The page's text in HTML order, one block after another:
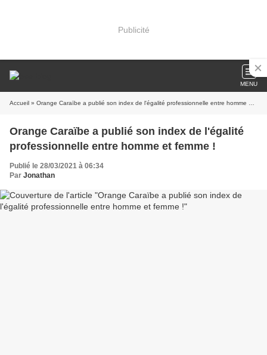
Publicité
MENU
Accueil » Orange Caraïbe a publié son index de l'égalité professionnelle entre homme et femme !
Orange Caraïbe a publié son index de l'égalité
professionnelle entre homme et femme !
Publié le 28/03/2021 à 06:34
Par Jonathan